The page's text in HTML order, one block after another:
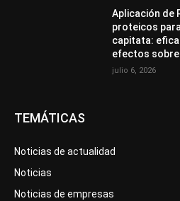
Aplicación de
proteicos
capitata:
efectos
julio 6, 2026
TEMÁTICAS
Noticias de actualidad
Noticias
Noticias de empresas